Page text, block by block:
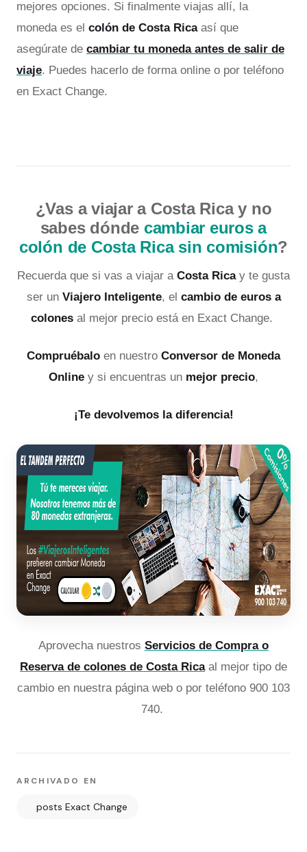
mejores opciones. Si finalmente viajas allí, la
moneda es el colón de Costa Ricaasí que
asegúrate de cambiar tu moneda antes de salir de
viaje. Puedes hacerlo de forma online o por teléfono
en Exact Change.
¿Vas a viajar a Costa Rica y no
sabes dónde cambiar euros a
colón de Costa Rica sin comisión?
Recuerda que si vas a viajar a Costa Rica y te gusta
ser un Viajero Inteligente, el cambio de euros a
colones al mejor precio está en Exact Change.
Compruébalo en nuestro Conversor de Moneda
Online y si encuentras un mejor precio,
¡Te devolvemos la diferencia!
Aprovecha nuestros Servicios de Compra o
Reserva de colones de Costa Ricaal mejor tipo de
cambio en nuestra página web o por teléfono 900 103
740.
ARCHIVADO EN
posts Exact Change